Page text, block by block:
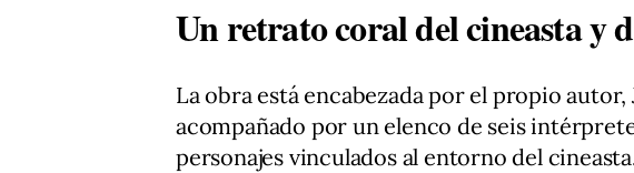
Un retrato coral del cineasta y
La obra está encabezada por el propio autor,
acompañado por un elenco de seis
personajes vinculados al entorno del